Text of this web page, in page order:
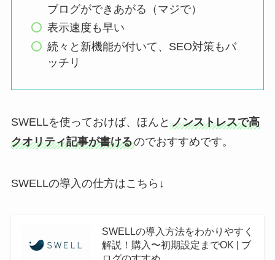
ブログができあがる（マジで）
表示速度も早い
続々と新機能が付いて、SEO対策もバ
ッチリ
SWELLを使っておけば、ほんと ノンストレスで高
クオリティ記事が書けるのでおすすめです。
SWELLの導入の仕方はこちら↓
SWELLの導入方法をわかりやすく
解説！購入〜初期設定までOK | ブ